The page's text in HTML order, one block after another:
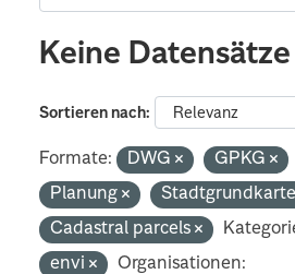
Keine
Sortieren nach
Formate: DWG GPKG
Planung
Cadastral parcels
envi
Organisationen: